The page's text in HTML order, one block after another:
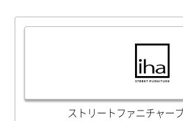
ストリートファニチャ